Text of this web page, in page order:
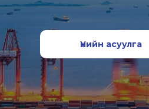
Үнийн асуулга